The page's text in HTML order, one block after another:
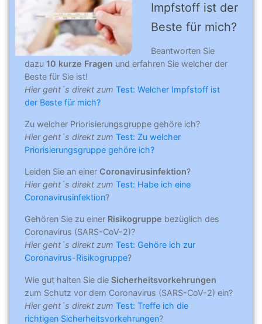
Impfstoff ist der
Beste für mich?
Beantworten Sie
dazu 10 kurze Fragen und erfahren Sie welcher der
Beste für Sie ist!
Hier geht´s direkt zum Test: Welcher Impfstoff ist
der Beste für mich?
Zu welcher Priorisierungsgruppe gehöre ich?
Hier geht´s direkt zum Test: Zu welcher
Priorisierungsgruppe gehöre ich?
Leiden Sie an einer Coronavirusinfektion?
Hier geht´s direkt zum Test: Habe ich eine
Coronavirusinfektion?
Gehören Sie zu einer Risikogruppe bezüglich des
Coronavirus (SARS-CoV-2)?
Hier geht´s direkt zum Test: Gehöre ich zur
Coronavirus-Risikogruppe?
Wie gut halten Sie die Sicherheitsvorkehrungen
zum Schutz vor dem Coronavirus (SARS-CoV-2) ein?
Hier geht´s direkt zum Test: Treffe ich die
richtigen Sicherheitsvorkehrungen?